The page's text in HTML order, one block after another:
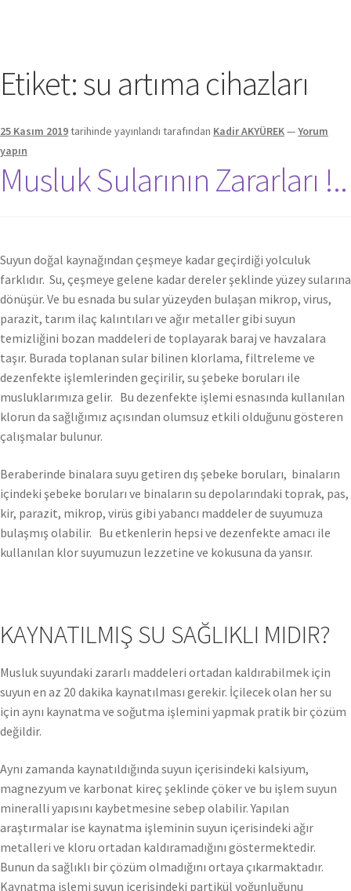
Etiket:su artıma cihazları
25 Kasım 2019tarihinde yayınlandı tarafından Kadir AKYÜREK—Yorum
yapın
Musluk Sularının Zararları !..
Suyun doğal kaynağından çeşmeye kadar geçirdiği yolculuk
farklıdır. Su, çeşmeye gelene kadar dereler şeklinde yüzey sularına
dönüşür. Ve bu esnada bu sular yüzeyden bulaşan mikrop, virus,
parazit, tarım ilaç kalıntıları ve ağır metaller gibi suyun
temizliğini bozan maddeleri de toplayarak baraj ve havzalara
taşır. Burada toplanan sular bilinen klorlama, filtreleme ve
dezenfekte işlemlerinden geçirilir, su şebeke boruları ile
musluklarımıza gelir. Bu dezenfekte işlemi esnasında kullanılan
klorun da sağlığımız açısından olumsuz etkili olduğunu gösteren
çalışmalar bulunur.
Beraberinde binalara suyu getiren dış şebeke boruları, binaların
içindeki şebeke boruları ve binaların su depolarındaki toprak, pas,
kir, parazit, mikrop, virüs gibi yabancı maddeler de suyumuza
bulaşmış olabilir. Bu etkenlerin hepsi ve dezenfekte amacı ile
kullanılan klor suyumuzun lezzetine ve kokusuna da yansır.
KAYNATILMIŞ SU SAĞLIKLI MIDIR?
Musluk suyundaki zararlı maddeleri ortadan kaldırabilmek için
suyun en az 20 dakika kaynatılması gerekir. İçilecek olan her su
için aynı kaynatma ve soğutma işlemini yapmak pratik bir çözüm
değildir.
Aynı zamanda kaynatıldığında suyun içerisindeki kalsiyum,
magnezyum ve karbonat kireç şeklinde çöker ve bu işlem suyun
mineralli yapısını kaybetmesine sebep olabilir. Yapılan
araştırmalar ise kaynatma işleminin suyun içerisindeki ağır
metalleri ve kloru ortadan kaldıramadığını göstermektedir.
Bunun da sağlıklı bir çözüm olmadığını ortaya çıkarmaktadır.
Kaynatma işlemi suyun içerisindeki partikül yoğunluğunu